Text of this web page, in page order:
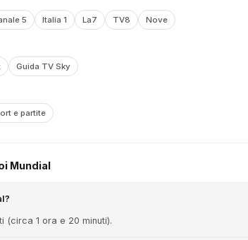
5 Italia 1 La7 TV8 Nove
Guida TV Sky
e partite
Mundial
(circa 1 ora e 20 minuti).